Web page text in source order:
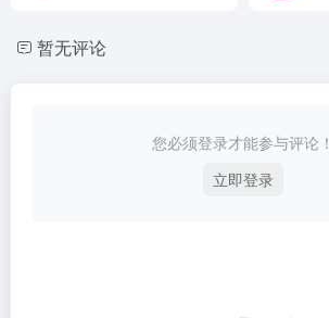
暂无评论
您必须登录才能参与评论！
立即登录